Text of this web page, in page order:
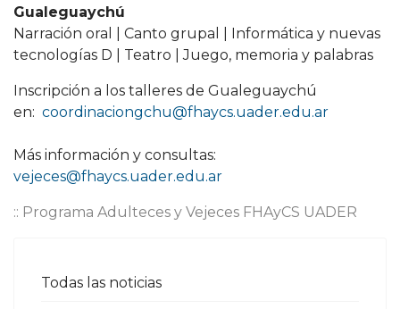
Gualeguaychú
Narración oral | Canto grupal | Informática y nuevas
tecnologías D | Teatro | Juego, memoria y palabras
Inscripción a los talleres de Gualeguaychú
en: coordinaciongchu@fhaycs.uader.edu.ar
Más información y consultas:
vejeces@fhaycs.uader.edu.ar
:: Programa Adulteces y Vejeces FHAyCS UADER
Todas las noticias